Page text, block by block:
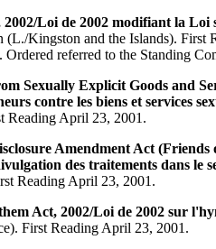
Loi de 2002 modifiant la Loi
(L./Kingston and the Islands). First
Ordered referred to the Standing
Sexually Explicit Goods and
contre les biens et services
Reading April 23, 2001.
Amendment Act (Friends
des traitements dans le
Reading April 23, 2001.
Act, 2002/Loi de 2002 sur
First Reading April 23, 2001.